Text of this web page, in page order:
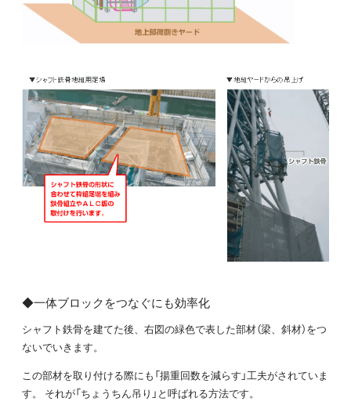
◆一体ブロックをつなぐにも効率化
シャフト鉄骨を建てた後、右図の緑色で表した部材（梁、斜材）をつ
ないでいきます。
この部材を取り付ける際にも「揚重回数を減らす」工夫がされていま
す。 それが「ちょうちん吊り」と呼ばれる方法です。